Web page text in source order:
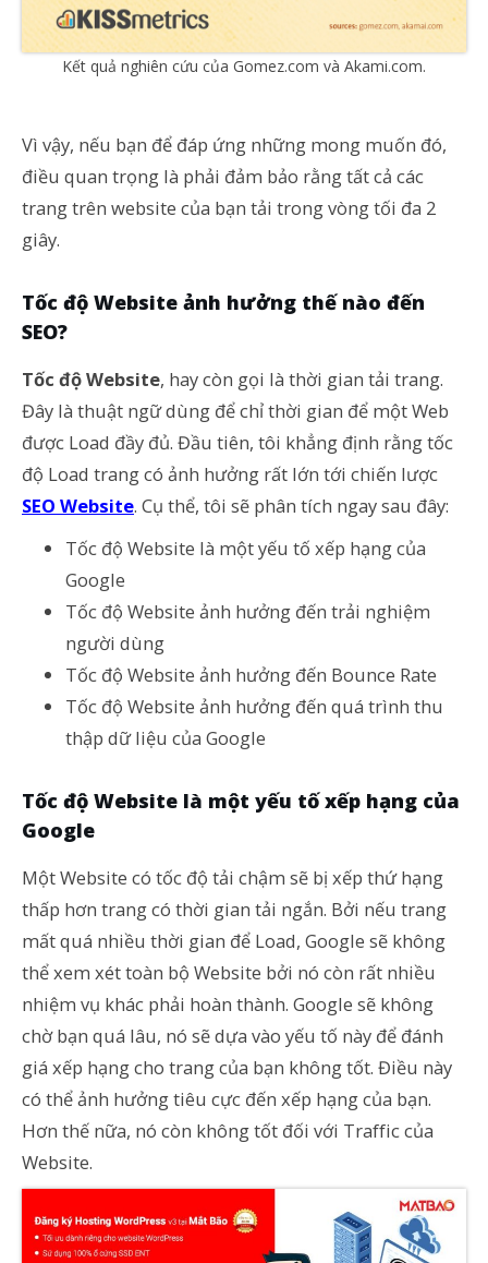
Kết quả nghiên cứu của Gomez.com và Akami.com.
Vì vậy, nếu bạn để đáp ứng những mong muốn đó,
điều quan trọng là phải đảm bảo rằng tất cả các
trang trên website của bạn tải trong vòng tối đa 2
giây.
Tốc độ Website ảnh hưởng thế nào đến
SEO?
Tốc độ Website, hay còn gọi là thời gian tải trang.
Đây là thuật ngữ dùng để chỉ thời gian để một Web
được Load đầy đủ. Đầu tiên, tôi khẳng định rằng tốc
độ Load trang có ảnh hưởng rất lớn tới chiến lược
SEO Website. Cụ thể, tôi sẽ phân tích ngay sau đây:
Tốc độ Website là một yếu tố xếp hạng của
Google
Tốc độ Website ảnh hưởng đến trải nghiệm
người dùng
Tốc độ Website ảnh hưởng đến Bounce Rate
Tốc độ Website ảnh hưởng đến quá trình thu
thập dữ liệu của Google
Tốc độ Website là một yếu tố xếp hạng của
Google
Một Website có tốc độ tải chậm sẽ bị xếp thứ hạng
thấp hơn trang có thời gian tải ngắn. Bởi nếu trang
mất quá nhiều thời gian để Load, Google sẽ không
thể xem xét toàn bộ Website bởi nó còn rất nhiều
nhiệm vụ khác phải hoàn thành. Google sẽ không
chờ bạn quá lâu, nó sẽ dựa vào yếu tố này để đánh
giá xếp hạng cho trang của bạn không tốt. Điều này
có thể ảnh hưởng tiêu cực đến xếp hạng của bạn.
Hơn thế nữa, nó còn không tốt đối với Traffic của
Website.